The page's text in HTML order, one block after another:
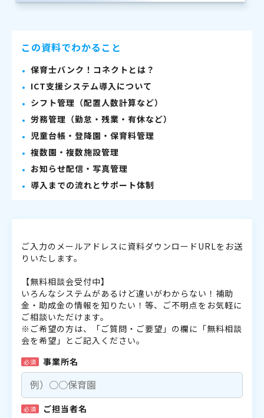
この資料でわかること
保育士バンク！コネクトとは？
ICT支援システム導入について
シフト管理（配置人数計算など）
労務管理（勤怠・残業・有休など）
児童台帳・登降園・保育料管理
複数園・複数施設管理
お知らせ配信・写真管理
導入までの流れとサポート体制
ご入力のメールアドレスに資料ダウンロードURLをお送
りいたします。
【無料相談会受付中】
いろんなシステムがあるけど違いがわからない！補助
金・助成金の情報を知りたい！等、ご不明点をお気軽に
ご相談いただけます。
※ご希望の方は、「ご質問・ご要望」の欄に「無料相談
会を希望」とご記入ください。
必須 事業所名
必須 ご担当者名